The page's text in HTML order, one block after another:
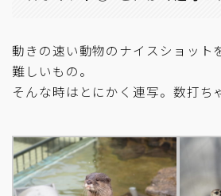
動きの速い動物のナイスショット
難しいもの。
そんな時はとにかく連写。数打ち